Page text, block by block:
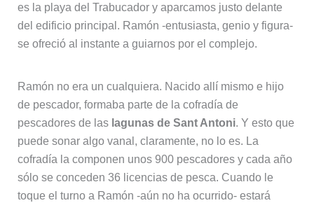
es la playa del Trabucador y aparcamos justo delante
del edificio principal. Ramón -entusiasta, genio y figura-
se ofreció al instante a guiarnos por el complejo.
Ramón no era un cualquiera. Nacido allí mismo e hijo
de pescador, formaba parte de la cofradía de
pescadores de las lagunas de Sant Antoni. Y esto que
puede sonar algo vanal, claramente, no lo es. La
cofradía la componen unos 900 pescadores y cada año
sólo se conceden 36 licencias de pesca. Cuando le
toque el turno a Ramón -aún no ha ocurrido- estará